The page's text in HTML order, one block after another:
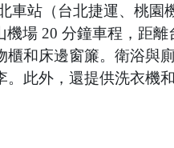
車站（台北捷運、桃
機場 20 分鐘車程，距
櫃和床邊窗簾。衛浴與
此外，還提供洗衣機